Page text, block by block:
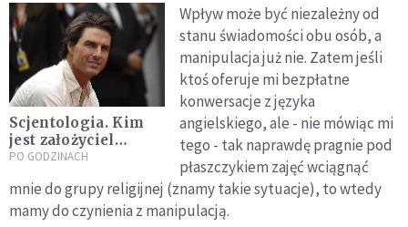
Scjentologia. Kim
jest założyciel
sekty?
PO GODZINACH
Wpływ może być niezależny od
stanu świadomości obu osób, a
manipulacja już nie. Zatem jeśli
ktoś oferuje mi bezpłatne
konwersacje z języka
angielskiego, ale - nie mówiąc mi
tego - tak naprawdę pragnie pod
płaszczykiem zajęć wciągnąć
mnie do grupy religijnej (znamy takie sytuacje), to wtedy
mamy do czynienia z manipulacją.